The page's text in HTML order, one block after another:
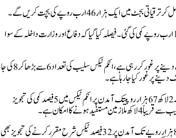
پنجاب کے ترقیاتی بجٹ میں 701 ارب، سندھ میں 110 ارب اور خیبرپختونخوا کے فنڈز میں 109 ارب روپے کمی کی گئی۔ فیصلہ کیا گیا کہ دفاع اور وزارت داخلہ کے سوا
وفاقی حکومت نئے مالی سال کے بجٹ میں تنخواہ دار طبقے کو تقریباً 50 ارب روپے تک ٹیکس ریلیف دینے پر غور کر رہی ہے،انکم ٹیکس سلیب کی تعداد 6 سے بڑھا کر 8 کی جا
زیادہ آمدن والوں کیلییبھی ٹیکس شرح میں نرمی کی تجاویز شامل ہیں،مجوزہ منصوبے کے تحت ماہانہ 2 لاکھ 67 ہزار روپیتک آمدن پر انکم ٹیکس میں 5 فیصد کمی کی تجویز
ذرائع کا کا کہنا ہے کہ ماہانہ 4 لاکھ 67 ہزار روپے تک آمدن پر 29 فیصد ٹیکس لگانے، جبکہ 5 لاکھ 83 ہزار روپے تک آمدن پر 32 فیصد ٹیکس شرح مقررکرنے کی تجویز بھی